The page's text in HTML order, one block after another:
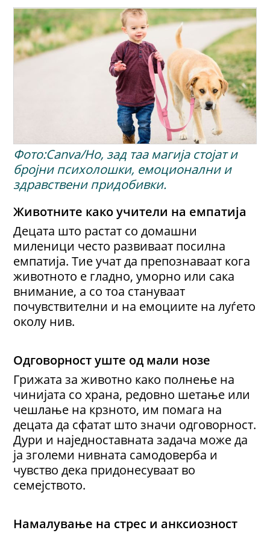
Фото:Canva/Но, зад таа магија стојат и
бројни психолошки, емоционални и
здравствени придобивки.
Животните како учители на емпатија
Децата што растат со домашни
миленици често развиваат посилна
емпатија. Тие учат да препознаваат кога
животното е гладно, уморно или сака
внимание, а со тоа стануваат
почувствителни и на емоциите на луѓето
околу нив.
Одговорност уште од мали нозе
Грижата за животно како полнење на
чинијата со храна, редовно шетање или
чешлање на крзното, им помага на
децата да сфатат што значи одговорност.
Дури и наједноставната задача може да
ја зголеми нивната самодоверба и
чувство дека придонесуваат во
семејството.
Намалување на стрес и анксиозност